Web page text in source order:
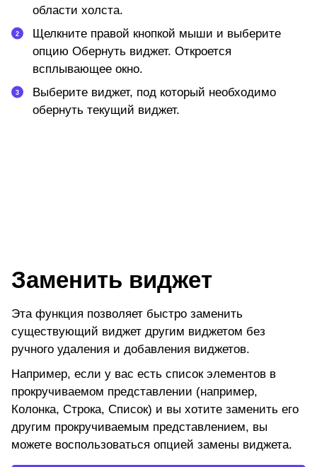
области холста.
Щелкните правой кнопкой мыши и выберите
опцию Обернуть виджет. Откроется
всплывающее окно.
Выберите виджет, под который необходимо
обернуть текущий виджет.
Заменить виджет
Эта функция позволяет быстро заменить
существующий виджет другим виджетом без
ручного удаления и добавления виджетов.
Например, если у вас есть список элементов в
прокручиваемом представлении (например,
Колонка, Строка, Список) и вы хотите заменить его
другим прокручиваемым представлением, вы
можете воспользоваться опцией замены виджета.